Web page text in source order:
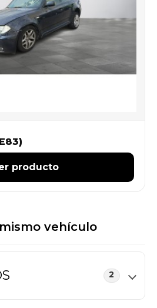
producto
vehículo
2